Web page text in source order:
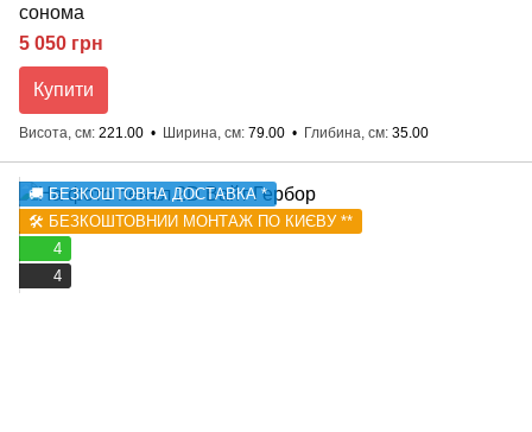
сонома
5 050 грн
Купити
Висота, см 221.00 Ширина, см 79.00 Глибина, см 35.00
🚚 БЕЗКОШТОВНА ДОСТАВКА *
🛠️ БЕЗКОШТОВНИЙ МОНТАЖ ПО КИЄВУ **
4
4